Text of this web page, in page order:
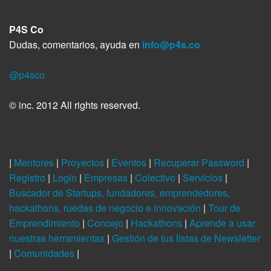
P4S Co
Dudas, comentarios, ayuda en info@p4s.co
@p4sco
© inc. 2012 All rights reserved.
| Mentores | Proyectos | Eventos | Recuperar Password |
Registro | Login | Empresas | Colectivo | Servicios |
Buscador de Startups, fundadores, emprendedores,
hackathons, ruedas de negocio e innovación | Tour de
Emprendimiento | Concejo | Hackathons | Aprende a usar
nuestras herramientas | Gestión de tus listas de Newsletter
| Comunidades |